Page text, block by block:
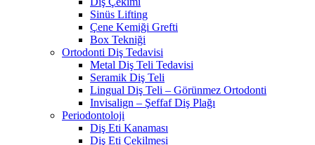
Sinüs Lifting
Çene Kemiği Grefti
Box Tekniği
Ortodonti Diş Tedavisi
Metal Diş Teli Tedavisi
Seramik Diş Teli
Lingual Diş Teli – Görünmez Ortodonti
Invisalign – Şeffaf Diş Plağı
Periodontoloji
Diş Eti Kanaması
Diş Eti Çekilmesi